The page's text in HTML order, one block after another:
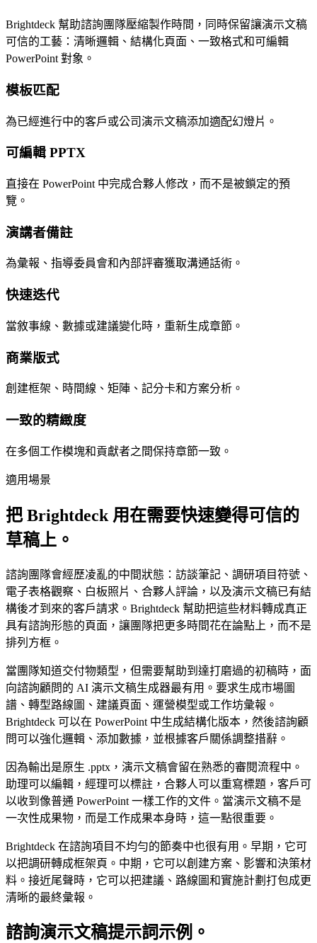
Brightdeck 幫助諮詢團隊壓縮製作時間，同時保留讓演示文稿
可信的工藝：清晰邏輯、結構化頁面、一致格式和可編輯
PowerPoint 對象。
模板匹配
為已經進行中的客戶或公司演示文稿添加適配幻燈片。
可編輯 PPTX
直接在 PowerPoint 中完成合夥人修改，而不是被鎖定的預
覽。
演講者備註
為彙報、指導委員會和內部評審獲取溝通話術。
快速迭代
當敘事線、數據或建議變化時，重新生成章節。
商業版式
創建框架、時間線、矩陣、記分卡和方案分析。
一致的精緻度
在多個工作模塊和貢獻者之間保持章節一致。
適用場景
把 Brightdeck 用在需要快速變得可信的
草稿上。
諮詢團隊會經歷凌亂的中間狀態：訪談筆記、調研項目符號、
電子表格觀察、白板照片、合夥人評論，以及演示文稿已有結
構後才到來的客戶請求。Brightdeck 幫助把這些材料轉成真正
具有諮詢形態的頁面，讓團隊把更多時間花在論點上，而不是
排列方框。
當團隊知道交付物類型，但需要幫助到達打磨過的初稿時，面
向諮詢顧問的 AI 演示文稿生成器最有用。要求生成市場圖
譜、轉型路線圖、建議頁面、運營模型或工作坊彙報。
Brightdeck 可以在 PowerPoint 中生成結構化版本，然後諮詢顧
問可以強化邏輯、添加數據，並根據客戶關係調整措辭。
因為輸出是原生 .pptx，演示文稿會留在熟悉的審閱流程中。
助理可以編輯，經理可以標註，合夥人可以重寫標題，客戶可
以收到像普通 PowerPoint 一樣工作的文件。當演示文稿不是
一次性成果物，而是工作成果本身時，這一點很重要。
Brightdeck 在諮詢項目不均勻的節奏中也很有用。早期，它可
以把調研轉成框架頁。中期，它可以創建方案、影響和決策材
料。接近尾聲時，它可以把建議、路線圖和實施計劃打包成更
清晰的最終彙報。
諮詢演示文稿提示詞示例。